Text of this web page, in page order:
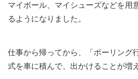
マイボール、マイシューズなどを用
るようになりました。
仕事から帰ってから、「ボーリング
式を車に積んで、出かけることが増